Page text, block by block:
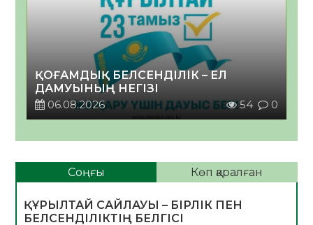
ҚОҒАМДЫҚ БЕЛСЕНДІЛІК – ЕЛ
ДАМУЫНЫҢ НЕГІЗІ
06.08.2026
54 0
Соңғы Көп қаралған
ҚҰРЫЛТАЙ САЙЛАУЫ – БІРЛІК ПЕН
БЕЛСЕНДІЛІКТІҢ БЕЛГІСІ